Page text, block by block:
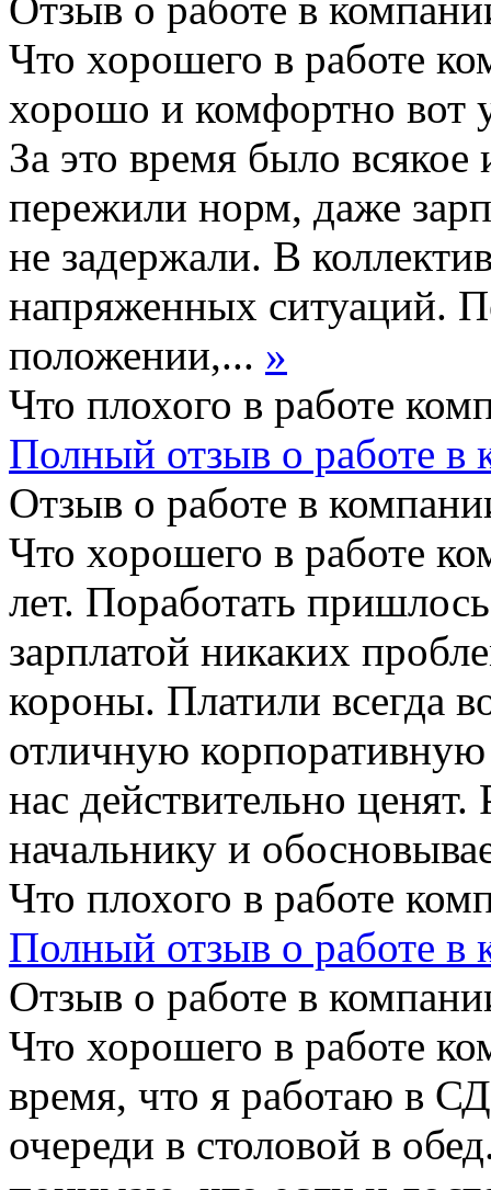
Что хорошего в работе
хорошо и комфортно вот
За это время было
пережили норм, даже
не задержали. В
напряженных ситуаций.
положении,... »
Что плохого в работе
Полный отзыв о работе в
Отзыв о работе в
Что хорошего в работе
лет. Поработать
зарплатой никаких
короны. Платили всегда
отличную
нас действительно
начальнику и
Что плохого в работе
Полный отзыв о работе в
Отзыв о работе в
Что хорошего в работе
время, что я работаю в
очереди в столовой в